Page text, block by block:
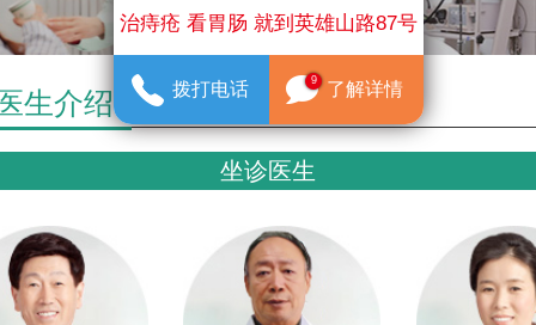
生介绍
坐诊医生
治痔疮 看胃肠 就到英雄山路87号
拨打电话 9 了解详情